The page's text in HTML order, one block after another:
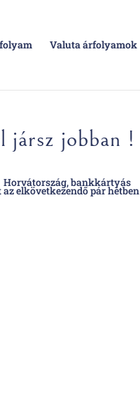
Valuta árfolyamok
jársz jobban !
bankkártyás
elkövetkezendő pár hétben